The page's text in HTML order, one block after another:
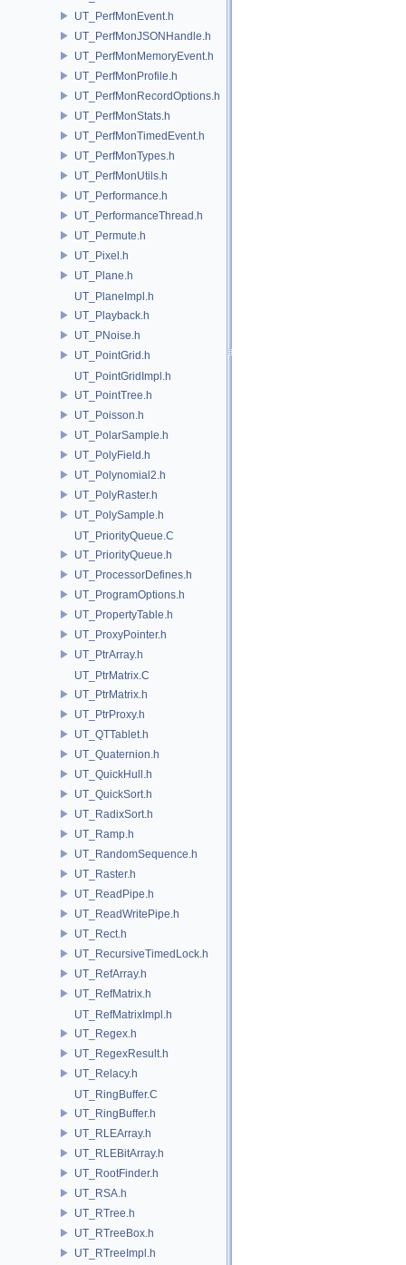
UT_PerfMonEvent.h
UT_PerfMonJSONHandle.h
UT_PerfMonMemoryEvent.h
UT_PerfMonProfile.h
UT_PerfMonRecordOptions.h
UT_PerfMonStats.h
UT_PerfMonTimedEvent.h
UT_PerfMonTypes.h
UT_PerfMonUtils.h
UT_Performance.h
UT_PerformanceThread.h
UT_Permute.h
UT_Pixel.h
UT_Plane.h
UT_PlaneImpl.h
UT_Playback.h
UT_PNoise.h
UT_PointGrid.h
UT_PointGridImpl.h
UT_PointTree.h
UT_Poisson.h
UT_PolarSample.h
UT_PolyField.h
UT_Polynomial2.h
UT_PolyRaster.h
UT_PolySample.h
UT_PriorityQueue.C
UT_PriorityQueue.h
UT_ProcessorDefines.h
UT_ProgramOptions.h
UT_PropertyTable.h
UT_ProxyPointer.h
UT_PtrArray.h
UT_PtrMatrix.C
UT_PtrMatrix.h
UT_PtrProxy.h
UT_QTTablet.h
UT_Quaternion.h
UT_QuickHull.h
UT_QuickSort.h
UT_RadixSort.h
UT_Ramp.h
UT_RandomSequence.h
UT_Raster.h
UT_ReadPipe.h
UT_ReadWritePipe.h
UT_Rect.h
UT_RecursiveTimedLock.h
UT_RefArray.h
UT_RefMatrix.h
UT_RefMatrixImpl.h
UT_Regex.h
UT_RegexResult.h
UT_Relacy.h
UT_RingBuffer.C
UT_RingBuffer.h
UT_RLEArray.h
UT_RLEBitArray.h
UT_RootFinder.h
UT_RSA.h
UT_RTree.h
UT_RTreeBox.h
UT_RTreeImpl.h